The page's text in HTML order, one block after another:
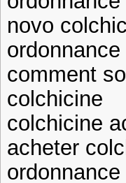
novo
ordonnance
comment
colchicine
colchicine
acheter
ordonnance